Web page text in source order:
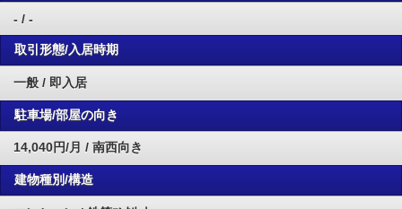
- / -
取引形態/入居時期
一般 / 即入居
駐車場/部屋の向き
14,040円/月 / 南西向き
建物種別/構造